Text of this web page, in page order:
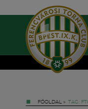
FŐOLDAL » TAG: